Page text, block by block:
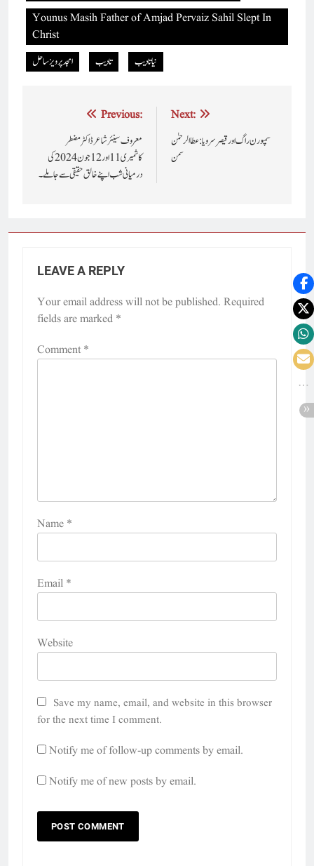
Younus Masih Father of Amjad Pervaiz Sahil Slept In
Christ
امجد پرویز ساحل
تادیب نیاتادیب
navigation
Previous:
معروف سینئر شاعر ڈاکٹر مضطر
کاشمیری 11اور12جون 2024 کی
درمیانی شب اپنے خالق حقیقی سے جا ملے ۔
Next:
سمپورن راگ اور قیصر سرویا : عطا الرحمٰن
سمن
LEAVE A REPLY
Your email address will not be published. Required
fields are marked *
Comment *
Name *
Email *
Website
Save my name, email, and website in this browser
for the next time I comment.
Notify me of follow-up comments by email.
Notify me of new posts by email.